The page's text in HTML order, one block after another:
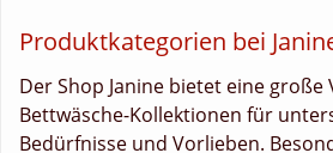
Produktkategorien bei
Der Shop Janine bietet eine große
Bettwäsche-Kollektionen für
Bedürfnisse und Vorlieben.